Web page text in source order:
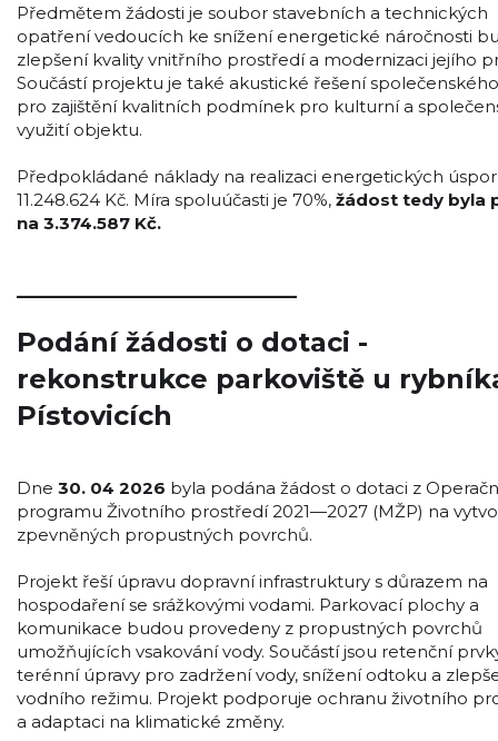
Předmětem žádosti je soubor stavebních a technických
opatření vedoucích ke snížení energetické náročnosti
zlepšení kvality vnitřního prostředí a modernizaci jejího
Součástí projektu je také akustické řešení
pro zajištění kvalitních podmínek pro kulturní a
využití objektu.
Předpokládané náklady na realizaci energetických
11.248.624 Kč. Míra spoluúčasti je 70%, žádost tedy byla
na 3.374.587 Kč.
_____________________
Podání žádosti o dotaci -
rekonstrukce parkoviště u
Pístovicích
Dne 30. 04 2026 byla podána žádost o dotaci z
programu Životního prostředí 2021—2027 (MŽP) na
zpevněných propustných povrchů.
Projekt řeší úpravu dopravní infrastruktury s důrazem na
hospodaření se srážkovými vodami. Parkovací plochy a
komunikace budou provedeny z propustných povrchů
umožňujících vsakování vody. Součástí jsou retenční
terénní úpravy pro zadržení vody, snížení odtoku a
vodního režimu. Projekt podporuje ochranu životního
a adaptaci na klimatické změny.